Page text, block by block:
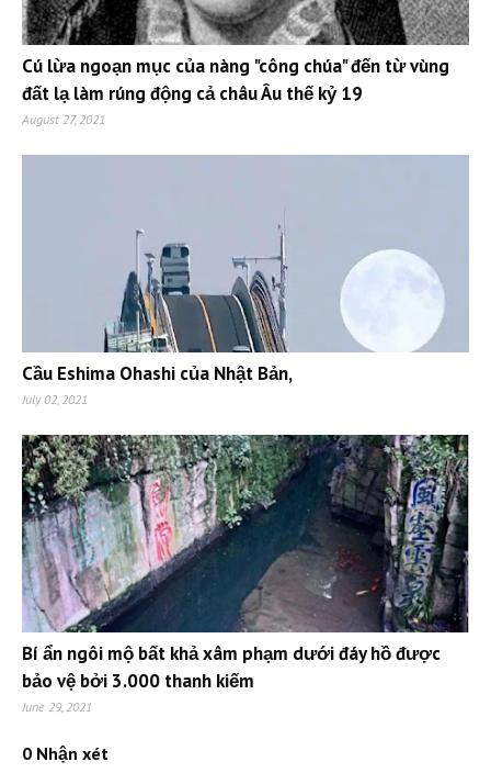
Cú lừa ngoạn mục của nàng "công chúa" đến từ vùng
đất lạ làm rúng động cả châu Âu thế kỷ 19
August 27, 2021
Cầu Eshima Ohashi của Nhật Bản,
July 02, 2021
Bí ẩn ngôi mộ bất khả xâm phạm dưới đáy hồ được
bảo vệ bởi 3.000 thanh kiếm
June 29, 2021
0 Nhận xét